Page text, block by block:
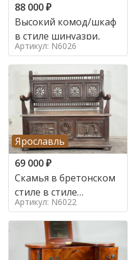
88 000₽
Высокий комод/шкаф
в стиле шинуазри,
Артикул: N6026
Ярославль
69 000₽
Скамья в бретонском
стиле в стиле
Артикул: N6022